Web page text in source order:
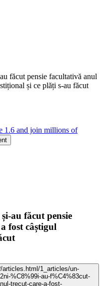
făcut pensie facultativă anul
și ce plăți s-au făcut
1.6 and join millions of
au făcut pensie
fost câștigul
1_articles/un-
%C8%99i-au-f%C4%83cut-
trecut-care-a-fost-